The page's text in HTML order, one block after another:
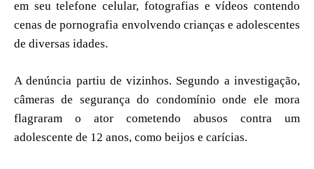
em seu telefone celular, fotografias e vídeos contendo
cenas de pornografia envolvendo crianças e adolescentes
de diversas idades.
A denúncia partiu de vizinhos. Segundo a investigação,
câmeras de segurança do condomínio onde ele mora
flagraram o ator cometendo abusos contra um
adolescente de 12 anos, como beijos e carícias.